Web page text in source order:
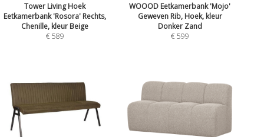
Tower Living Hoek
Eetkamerbank 'Rosora' Rechts,
Chenille, kleur Beige
€ 589
WOOOD Eetkamerbank 'Mojo'
Geweven Rib, Hoek, kleur
Donker Zand
€ 599